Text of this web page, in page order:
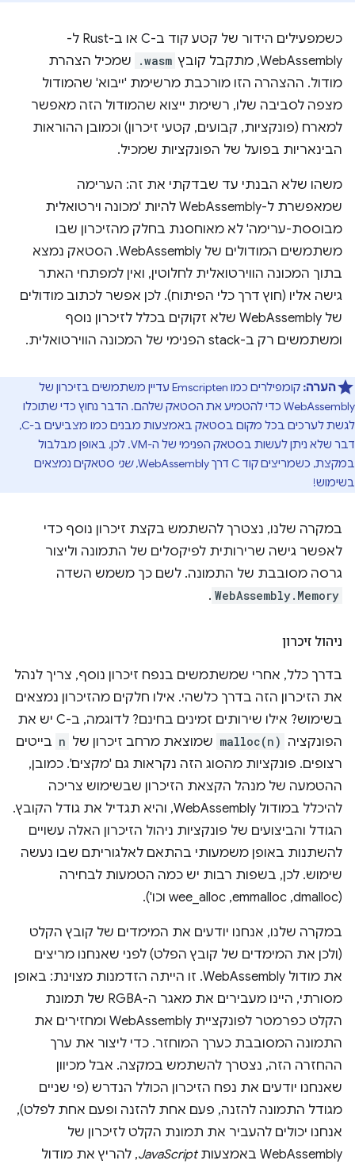
כשמפעילים הידור של קטע קוד ב-C או ב-Rust ל-
WebAssembly, מתקבל קובץ
.wasm
שמכיל הצהרת
מודול. ההצהרה הזו מורכבת מרשימת 'ייבוא' שהמודול
מצפה לסביבה שלו, רשימת ייצוא שהמודול הזה מאפשר
למארח (פונקציות, קבועים, קטעי זיכרון) וכמובן ההוראות
הבינאריות בפועל של הפונקציות שמכיל.
משהו שלא הבנתי עד שבדקתי את זה: הערימה
שמאפשרת ל-WebAssembly להיות 'מכונה וירטואלית
מבוססת-ערימה' לא מאוחסנת בחלק מהזיכרון שבו
משתמשים המודולים של WebAssembly. הסטאק נמצא
בתוך המכונה הווירטואלית לחלוטין, ואין למפתחי האתר
גישה אליו (חוץ דרך כלי הפיתוח). לכן אפשר לכתוב מודולים
של WebAssembly שלא זקוקים בכלל לזיכרון נוסף
ומשתמשים רק ב-stack הפנימי של המכונה הווירטואלית.
הערה:
קומפילרים כמו Emscripten עדיין משתמשים בזיכרון של
WebAssembly כדי להטמיע את הסטאק שלהם. הדבר נחוץ כדי שתוכלו
לגשת לערכים בכל מקום בסטאק באמצעות מבנים כמו מצביעים ב-C,
דבר שלא ניתן לעשות בסטאק הפנימי של ה-VM. לכן, באופן מבלבול
במקצת, כשמריצים קוד C דרך WebAssembly,
שני סטאקים נמצאים
בשימוש!
במקרה שלנו, נצטרך להשתמש בקצת זיכרון נוסף כדי
לאפשר גישה שרירותית לפיקסלים של התמונה וליצור
גרסה מסובבת של התמונה. לשם כך משמש השדה
WebAssembly.Memory
.
ניהול זיכרון
בדרך כלל, אחרי שמשתמשים בנפח זיכרון נוסף, צריך לנהל
את הזיכרון הזה בדרך כלשהי. אילו חלקים מהזיכרון נמצאים
בשימוש? אילו שירותים זמינים בחינם? לדוגמה, ב-C יש את
הפונקציה malloc(n) שמוצאת מרחב זיכרון של n בייטים
רצופים. פונקציות מהסוג הזה נקראות גם 'מקצים'. כמובן,
ההטמעה של מנהל הקצאת הזיכרון שבשימוש צריכה
להיכלל במודול WebAssembly, והיא תגדיל את גודל הקובץ.
הגודל והביצועים של פונקציות ניהול הזיכרון האלה עשויים
להשתנות באופן משמעותי בהתאם לאלגוריתם שבו נעשה
שימוש. לכן, בשפות רבות יש כמה הטמעות לבחירה
(dmalloc,‏ emmalloc,‏ wee_alloc וכו').
במקרה שלנו, אנחנו יודעים את המימדים של קובץ הקלט
(ולכן את המימדים של קובץ הפלט) לפני שאנחנו מריצים
את מודול WebAssembly. זו הייתה הזדמנות מצוינת: באופן
מסורתי, היינו מעבירים את מאגר ה-RGBA של תמונת
הקלט כפרמטר לפונקציית WebAssembly ומחזירים את
התמונה המסובבת כערך המוחזר. כדי ליצור את ערך
ההחזרה הזה, נצטרך להשתמש במקצה. אבל מכיוון
שאנחנו יודעים את נפח הזיכרון הכולל הנדרש (פי שניים
מגודל התמונה להזנה, פעם אחת להזנה ופעם אחת לפלט),
אנחנו יכולים להעביר את תמונת הקלט לזיכרון של
WebAssembly באמצעות
JavaScript, להריץ את מודול